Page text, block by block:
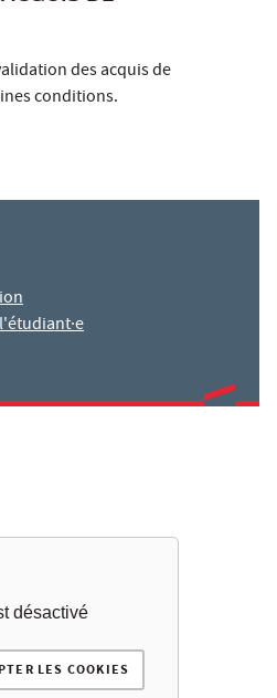
des acquis de
conditions.
désactivé
LES COOKIES